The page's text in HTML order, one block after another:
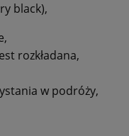
black),
rozkładana,
w podróży,